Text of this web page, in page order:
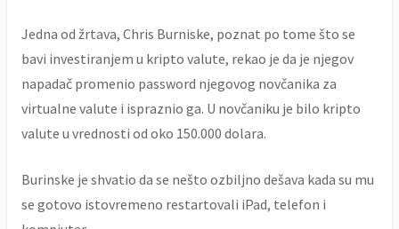
Jedna od žrtava, Chris Burniske, poznat po tome što se
bavi investiranjem u kripto valute, rekao je da je njegov
napadač promenio password njegovog novčanika za
virtualne valute i ispraznio ga. U novčaniku je bilo kripto
valute u vrednosti od oko 150.000 dolara.
Burinske je shvatio da se nešto ozbiljno dešava kada su mu
se gotovo istovremeno restartovali iPad, telefon i